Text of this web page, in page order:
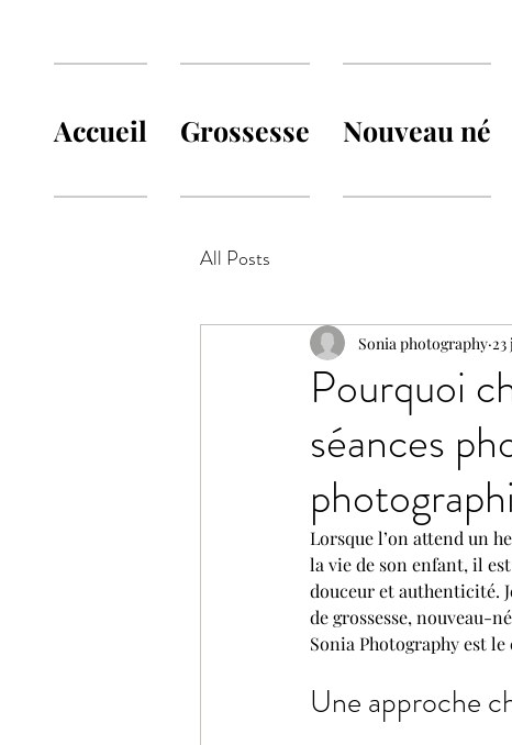
Accueil Grossesse Nouveau né
All Posts
Pourquoi
séances
Sonia photography 23
Lorsque l’on attend un
la vie de son enfant, il
douceur et authenticité.
de grossesse, nouveau-
Sonia Photography est
Une approche